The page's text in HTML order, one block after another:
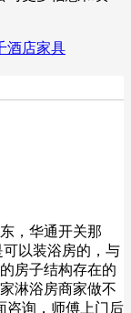
酒店家具
，华通开关那
以装浴房的，与
房子结构存在的
淋浴房商家做不
咨询，师傅上门后